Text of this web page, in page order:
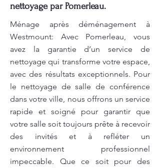
nettoyage par Pomerleau.
Ménage après déménagement à
Westmount: Avec Pomerleau, vous
avez la garantie d’un service de
nettoyage qui transforme votre espace,
avec des résultats exceptionnels. Pour
le nettoyage de salle de conférence
dans votre ville, nous offrons un service
rapide et soigné pour garantir que
votre salle soit toujours prête à recevoir
des invités et à refléter un
environnement professionnel
impeccable. Que ce soit pour des